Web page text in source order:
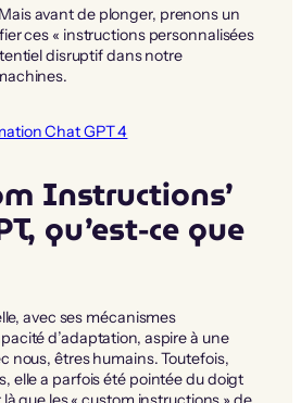
avant de plonger, prenons un
ces « instructions personnalisées
disruptif dans notre
Chat GPT 4
Instructions’
qu’est-ce que
avec ses mécanismes
d’adaptation, aspire à une
nous, êtres humains. Toutefois,
elle a parfois été pointée du doigt